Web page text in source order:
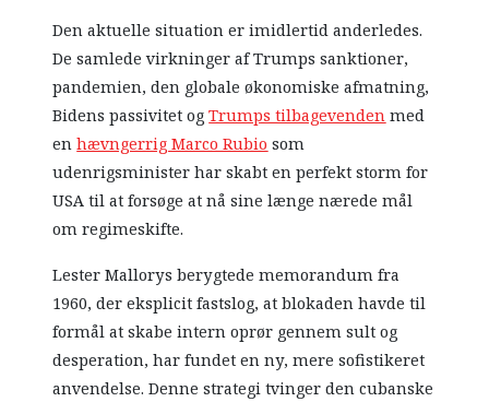
Den aktuelle situation er imidlertid anderledes.
De samlede virkninger af Trumps sanktioner,
pandemien, den globale økonomiske afmatning,
Bidens passivitet ogTrumps tilbagevendenmed
enhævngerrig Marco Rubio som
udenrigsminister har skabt en perfekt storm for
USA til at forsøge at nå sine længe nærede mål
om regimeskifte.
Lester Mallorys berygtede memorandum fra
1960, der eksplicit fastslog, at blokaden havde til
formål at skabe intern oprør gennem sult og
desperation, har fundet en ny, mere sofistikeret
anvendelse. Denne strategi tvinger den cubanske